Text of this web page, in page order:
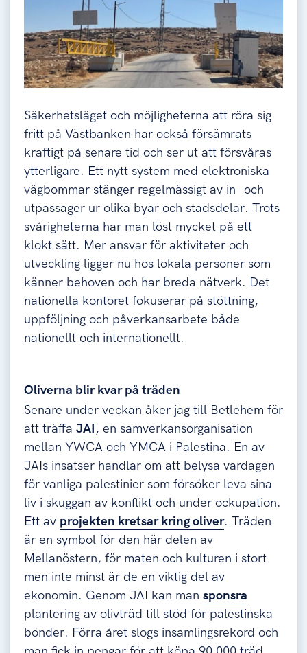
Säkerhetsläget och möjligheterna att röra sig
fritt på Västbanken har också försämrats
kraftigt på senare tid och ser ut att försvåras
ytterligare. Ett nytt system med elektroniska
vägbommar stänger regelmässigt av in- och
utpassager ur olika byar och stadsdelar. Trots
svårigheterna har man löst mycket på ett
klokt sätt. Mer ansvar för aktiviteter och
utveckling ligger nu hos lokala personer som
känner behoven och har breda nätverk. Det
nationella kontoret fokuserar på stöttning,
uppföljning och påverkansarbete både
nationellt och internationellt.
Oliverna blir kvar på träden
Senare under veckan åker jag till Betlehem för
att träffa JAI, en samverkansorganisation
mellan YWCA och YMCA i Palestina. En av
JAIs insatser handlar om att belysa vardagen
för vanliga palestinier som försöker leva sina
liv i skuggan av konflikt och under ockupation.
Ett av projekten kretsar kring oliver. Träden
är en symbol för den här delen av
Mellanöstern, för maten och kulturen i stort
men inte minst är de en viktig del av
ekonomin. Genom JAI kan man sponsra
plantering av olivträd till stöd för palestinska
bönder. Förra året slogs insamlingsrekord och